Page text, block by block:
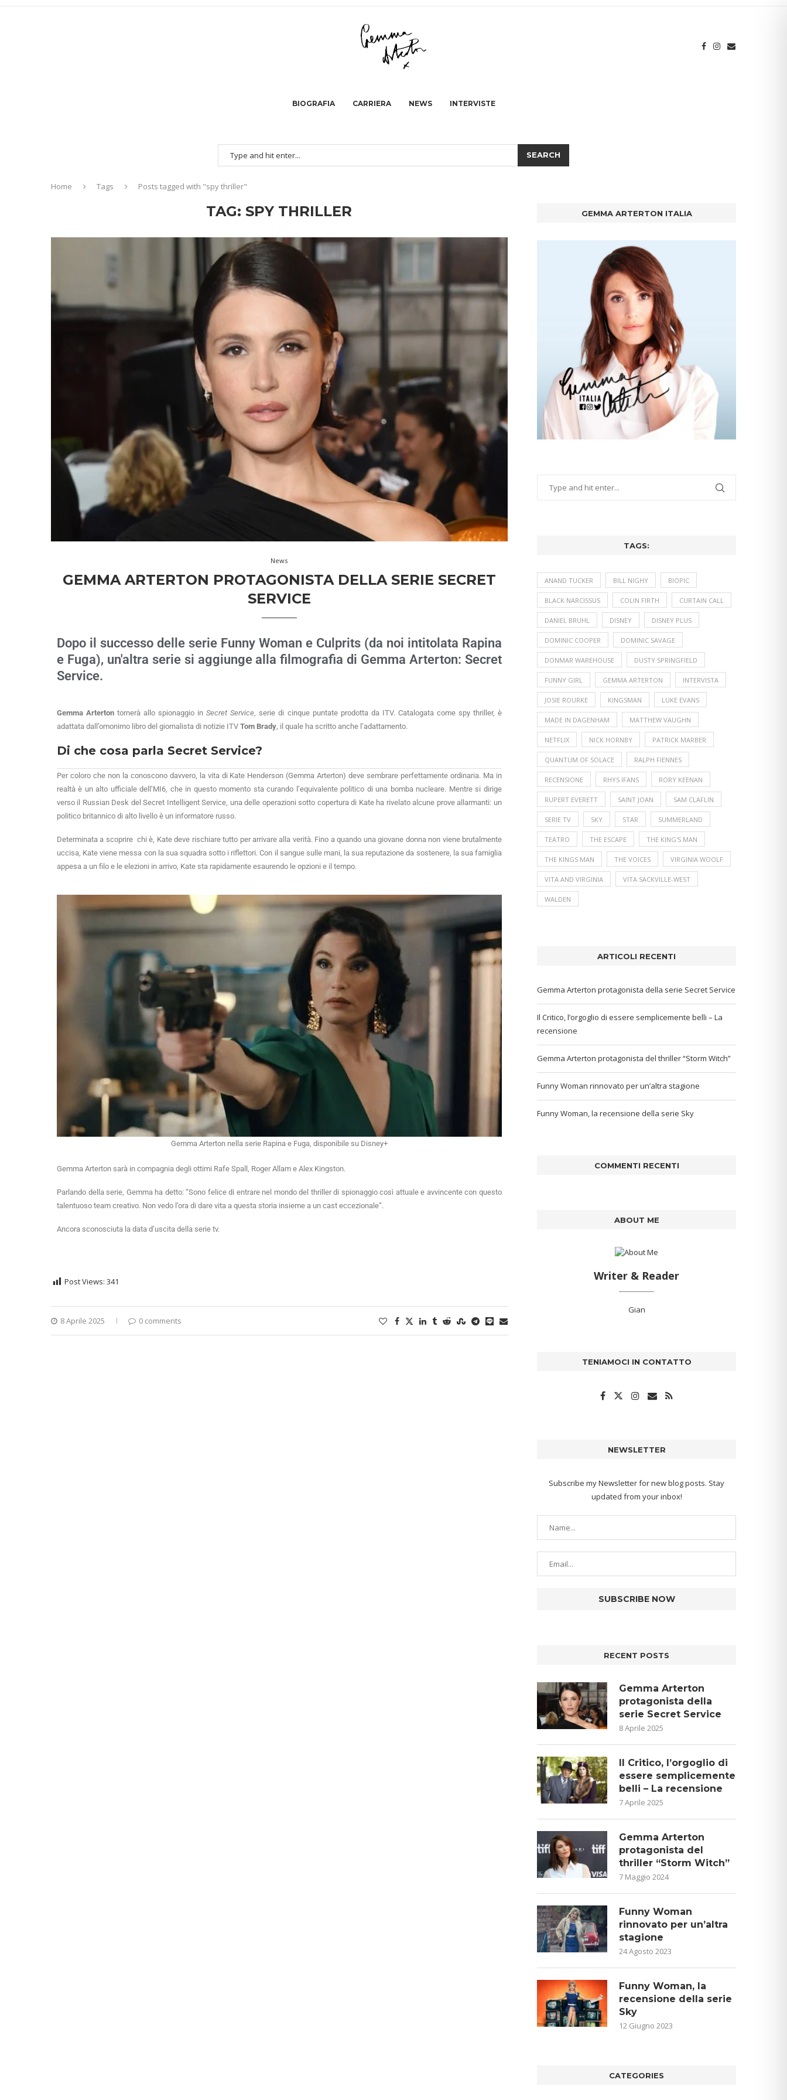
BIOGRAFIA CARRIERA NEWS INTERVISTE
SEARCH
Home Tags Posts tagged with "spy thriller"
TAG: SPY THRILLER
News
GEMMA ARTERTON PROTAGONISTA DELLA SERIE SECRET
SERVICE
Dopo il successo delle serie Funny Woman e Culprits (da noi intitolata Rapina
e Fuga), un'altra serie si aggiunge alla filmografia di Gemma Arterton: Secret
Service.
Gemma Arterton tornerà allo spionaggio inSecret Service, serie di cinque puntate prodotta da ITV. Catalogata come spy thriller, è
adattata dall’omonimo libro del giornalista di notizie ITV Tom Brady, il quale ha scritto anche l’adattamento.
Di che cosa parla Secret Service?
Per coloro che non la conoscono davvero, la vita di Kate Henderson (Gemma Arterton) deve sembrare perfettamente ordinaria. Ma in
realtà è un alto ufficiale dell’MI6, che in questo momento sta curando l’equivalente politico di una bomba nucleare. Mentre si dirige
verso il Russian Desk del Secret Intelligent Service, una delle operazioni sotto copertura di Kate ha rivelato alcune prove allarmanti: un
politico britannico di alto livello è un informatore russo.
Determinata a scoprire chi è, Kate deve rischiare tutto per arrivare alla verità. Fino a quando una giovane donna non viene brutalmente
uccisa, Kate viene messa con la sua squadra sotto i riflettori. Con il sangue sulle mani, la sua reputazione da sostenere, la sua famiglia
appesa a un filo e le elezioni in arrivo, Kate sta rapidamente esaurendo le opzioni e il tempo.
Gemma Arterton nella serie Rapina e Fuga, disponibile su Disney+
Gemma Arterton sarà in compagnia degli ottimi Rafe Spall, Roger Allam e Alex Kingston.
Parlando della serie, Gemma ha detto: “Sono felice di entrare nel mondo del thriller di spionaggio così attuale e avvincente con questo
talentuoso team creativo. Non vedo l’ora di dare vita a questa storia insieme a un cast eccezionale”.
Ancora sconosciuta la data d’uscita della serie tv.
Post Views: 341
8 Aprile 2025 0 comments
GEMMA ARTERTON ITALIA
TAGS:
ANAND TUCKER BILL NIGHY BIOPIC
BLACK NARCISSUS COLIN FIRTH CURTAIN CALL
DANIEL BRUHL DISNEY DISNEY PLUS
DOMINIC COOPER DOMINIC SAVAGE
DONMAR WAREHOUSE DUSTY SPRINGFIELD
FUNNY GIRL GEMMA ARTERTON INTERVISTA
JOSIE ROURKE KINGSMAN LUKE EVANS
MADE IN DAGENHAM MATTHEW VAUGHN
NETFLIX NICK HORNBY PATRICK MARBER
QUANTUM OF SOLACE RALPH FIENNES
RECENSIONE RHYS IFANS RORY KEENAN
RUPERT EVERETT SAINT JOAN SAM CLAFLIN
SERIE TV SKY STAR SUMMERLAND
TEATRO THE ESCAPE THE KING'S MAN
THE KINGS MAN THE VOICES VIRGINIA WOOLF
VITA AND VIRGINIA VITA SACKVILLE-WEST
WALDEN
ARTICOLI RECENTI
Gemma Arterton protagonista della serie Secret Service
Il Critico, l’orgoglio di essere semplicemente belli – La
recensione
Gemma Arterton protagonista del thriller “Storm Witch”
Funny Woman rinnovato per un’altra stagione
Funny Woman, la recensione della serie Sky
COMMENTI RECENTI
ABOUT ME
Writer & Reader
Gian
TENIAMOCI IN CONTATTO
NEWSLETTER
Subscribe my Newsletter for new blog posts. Stay
updated from your inbox!
RECENT POSTS
Gemma Arterton
protagonista della
serie Secret Service
8 Aprile 2025
Il Critico, l’orgoglio di
essere semplicemente
belli – La recensione
7 Aprile 2025
Gemma Arterton
protagonista del
thriller “Storm Witch”
7 Maggio 2024
Funny Woman
rinnovato per un’altra
stagione
24 Agosto 2023
Funny Woman, la
recensione della serie
Sky
12 Giugno 2023
CATEGORIES